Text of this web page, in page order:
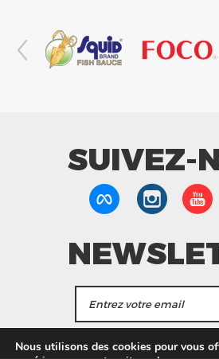
SUIVEZ-
J'accepte de recevoir les
Nous utilisons des cookies pour vous